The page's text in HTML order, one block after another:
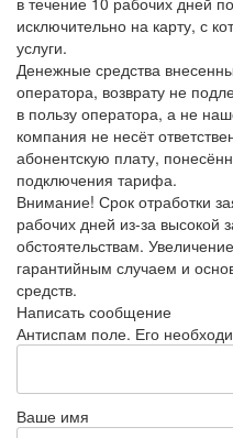
исключительно на карту, с
услуги.
Денежные средства
оператора, возврату не
в пользу оператора, а не
компания не несёт
абонентскую плату,
подключения тарифа.
Внимание! Срок отработки
рабочих дней из-за высокой
обстоятельствам.
гарантийным случаем и
средств.
Написать сообщение
Антиспам поле. Его
Ваше имя